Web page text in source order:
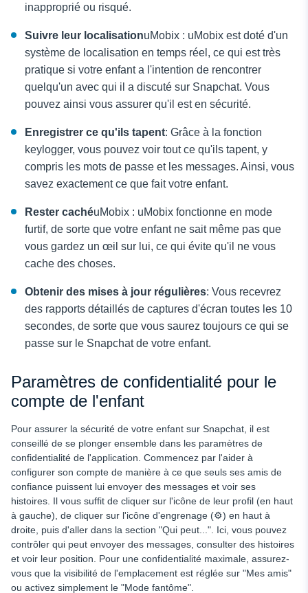
inapproprié ou risqué.
Suivre leur localisationuMobix : uMobix est doté d'un
système de localisation en temps réel, ce qui est très
pratique si votre enfant a l'intention de rencontrer
quelqu'un avec qui il a discuté sur Snapchat. Vous
pouvez ainsi vous assurer qu'il est en sécurité.
Enregistrer ce qu'ils tapent: Grâce à la fonction
keylogger, vous pouvez voir tout ce qu'ils tapent, y
compris les mots de passe et les messages. Ainsi, vous
savez exactement ce que fait votre enfant.
Rester cachéuMobix : uMobix fonctionne en mode
furtif, de sorte que votre enfant ne sait même pas que
vous gardez un œil sur lui, ce qui évite qu'il ne vous
cache des choses.
Obtenir des mises à jour régulières: Vous recevrez
des rapports détaillés de captures d'écran toutes les 10
secondes, de sorte que vous saurez toujours ce qui se
passe sur le Snapchat de votre enfant.
Paramètres de confidentialité pour le
compte de l'enfant
Pour assurer la sécurité de votre enfant sur Snapchat, il est
conseillé de se plonger ensemble dans les paramètres de
confidentialité de l'application. Commencez par l'aider à
configurer son compte de manière à ce que seuls ses amis de
confiance puissent lui envoyer des messages et voir ses
histoires. Il vous suffit de cliquer sur l'icône de leur profil (en haut
à gauche), de cliquer sur l'icône d'engrenage (⚙️) en haut à
droite, puis d'aller dans la section "Qui peut...". Ici, vous pouvez
contrôler qui peut envoyer des messages, consulter des histoires
et voir leur position. Pour une confidentialité maximale, assurez-
vous que la visibilité de l'emplacement est réglée sur "Mes amis"
ou activez simplement le "Mode fantôme".